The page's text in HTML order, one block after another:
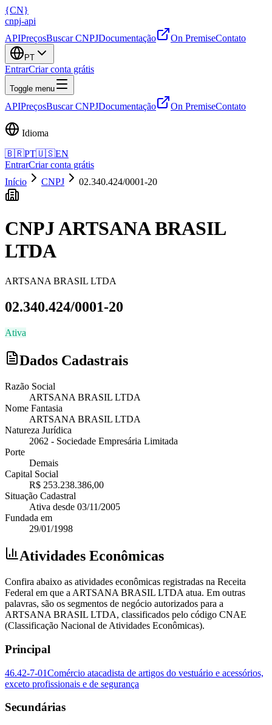
{CN}
cnpj-api
APIPreçosBuscar CNPJDocumentação On PremiseContato
PT
EntrarCriar conta grátis
Toggle menu
APIPreçosBuscar CNPJDocumentação On PremiseContato
Idioma
🇧🇷PT🇺🇸EN
EntrarCriar conta grátis
Início
CNPJ 02.340.424/0001-20
CNPJARTSANA BRASIL
LTDA
ARTSANA BRASIL LTDA
02.340.424/0001-20
Ativa
Dados Cadastrais
Razão Social
ARTSANA BRASIL LTDA
Nome Fantasia
ARTSANA BRASIL LTDA
Natureza Jurídica
2062 - Sociedade Empresária Limitada
Porte
Demais
Capital Social
R$ 253.238.386,00
Situação Cadastral
Ativa desde 03/11/2005
Fundada em
29/01/1998
Atividades Econômicas
Confira abaixo as atividades econômicas registradas na Receita
Federal em que a ARTSANA BRASIL LTDA atua. Em outras
palavras, são os segmentos de negócio autorizados para a
ARTSANA BRASIL LTDA, classificados pelo código CNAE
(Classificação Nacional de Atividades Econômicas).
Principal
46.42-7-01Comércio atacadista de artigos do vestuário e acessórios,
exceto profissionais e de segurança
Secundárias